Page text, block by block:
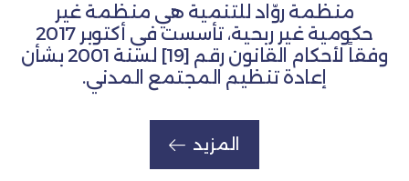
منظمة روّاد للتنمية هي منظمة غير
حكومية غير ربحية، تأسست في أكتوبر 2017
وفقاً لأحكام القانون رقم [19] لسنة 2001 بشأن
إعادة تنظيم المجتمع المدني.
المزيد